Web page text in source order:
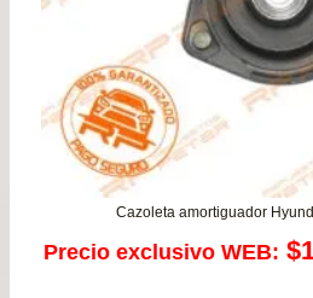
Cazoleta amortiguador
Precio exclusivo WEB: $